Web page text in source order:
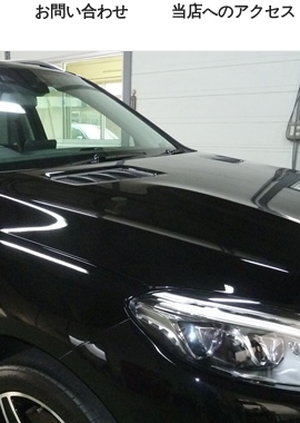
お問い合わせ 当店へのアクセス